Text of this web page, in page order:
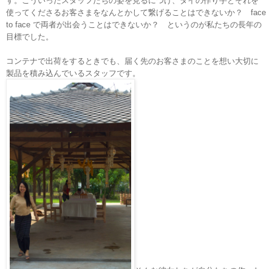
使ってくださるお客さまをなんとかして繋げることはできないか？ face
to face で両者が出会うことはできないか？ というのが私たちの長年の
目標でした。
コンテナで出荷をするときでも、届く先のお客さまのことを想い大切に
製品を積み込んでいるスタッフです。